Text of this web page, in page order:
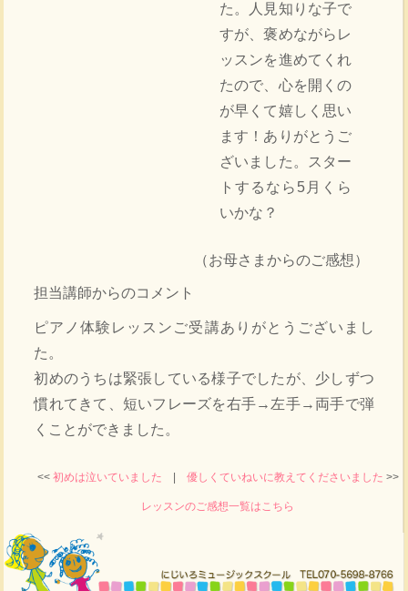
た。人見知りな子で
すが、褒めながらレ
ッスンを進めてくれ
たので、心を開くの
が早くて嬉しく思い
ます！ありがとうご
ざいました。スター
トするなら5月くら
いかな？
（お母さまからのご感想）
担当講師からのコメント
ピアノ体験レッスンご受講ありがとうございまし
た。
初めのうちは緊張している様子でしたが、少しずつ
慣れてきて、短いフレーズを右手→左手→両手で弾
くことができました。
<< 初めは泣いていました 優しくていねいに教えてくださいました >>
レッスンのご感想一覧はこちら